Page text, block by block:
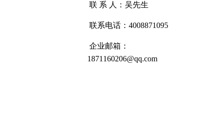
联 系 人：吴先生
联系电话：4008871095
企业邮箱：
1871160206@qq.com